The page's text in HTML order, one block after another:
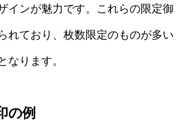
インが魅力です。これらの限定御
れており、枚数限定のものが多い
なります。
の例